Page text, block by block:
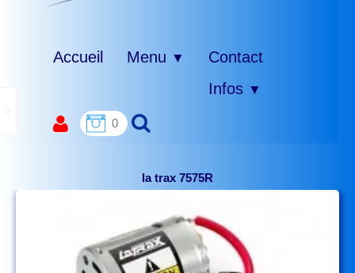
Accueil Menu ▼
Contact
Infos ▼
0
la trax 7575R